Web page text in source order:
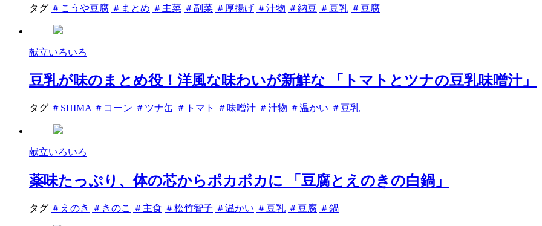
タグ ＃こうや豆腐 ＃まとめ ＃主菜 ＃副菜 ＃厚揚げ ＃汁物 ＃納豆 ＃豆乳 ＃豆腐
献立いろいろ
豆乳が味のまとめ役！洋風な味わいが新鮮な 「トマトとツナの豆乳味噌汁」
タグ ＃SHIMA ＃コーン ＃ツナ缶 ＃トマト ＃味噌汁 ＃汁物 ＃温かい ＃豆乳
献立いろいろ
薬味たっぷり、体の芯からポカポカに 「豆腐とえのきの白鍋」
タグ ＃えのき ＃きのこ ＃主食 ＃松竹智子 ＃温かい ＃豆乳 ＃豆腐 ＃鍋